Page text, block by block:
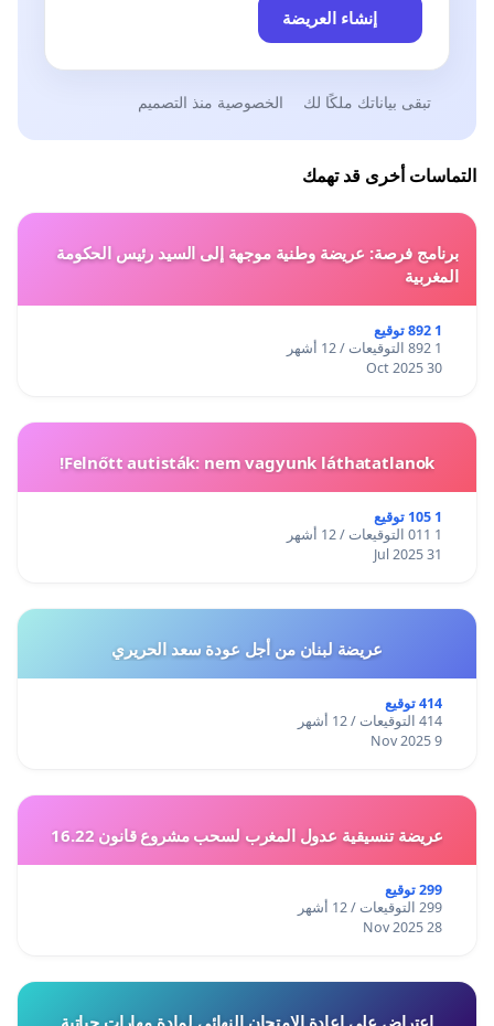
إنشاء العريضة
تبقى بياناتك ملكًا لك الخصوصية منذ التصميم
التماسات أخرى قد تهمك
برنامج فرصة: عريضة وطنية موجهة إلى السيد رئيس الحكومة
المغربية
1 892 توقيع
1 892 التوقيعات / 12 أشهر
30 Oct 2025
Felnőtt autisták: nem vagyunk láthatatlanok!
1 105 توقيع
1 011 التوقيعات / 12 أشهر
31 Jul 2025
عريضة لبنان من أجل عودة سعد الحريري
414 توقيع
414 التوقيعات / 12 أشهر
9 Nov 2025
عريضة تنسيقية عدول المغرب لسحب مشروع قانون 16.22
299 توقيع
299 التوقيعات / 12 أشهر
28 Nov 2025
اعتراض على اعادة الامتحان النهائي لمادة مهارات حياتية